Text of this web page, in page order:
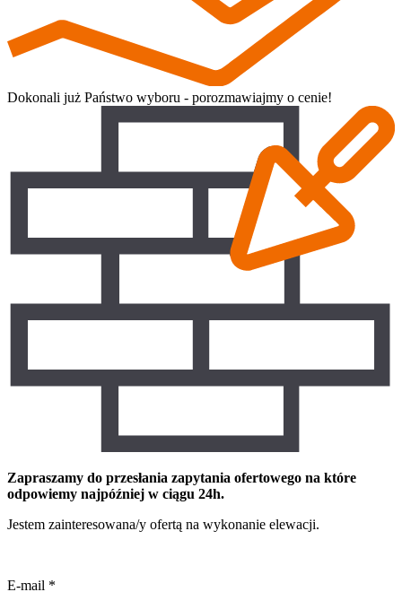
Dokonali już Państwo wyboru - porozmawiajmy o cenie!
Zapraszamy do przesłania zapytania ofertowego na które
odpowiemy najpóźniej w ciągu 24h.
Jestem zainteresowana/y ofertą na wykonanie elewacji.
E-mail *